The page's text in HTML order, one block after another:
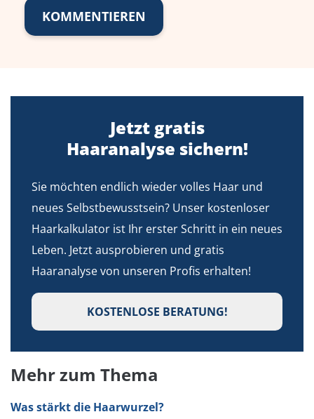
Jetzt gratis
Haaranalyse sichern!
Sie möchten endlich wieder volles Haar und
neues Selbstbewusstsein? Unser kostenloser
Haarkalkulator ist Ihr erster Schritt in ein neues
Leben. Jetzt ausprobieren und gratis
Haaranalyse von unseren Profis erhalten!
KOSTENLOSE BERATUNG!
Mehr zum Thema
Was stärkt die Haarwurzel?